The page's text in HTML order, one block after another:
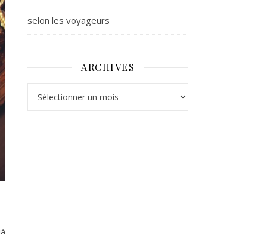
selon les voyageurs
ARCHIVES